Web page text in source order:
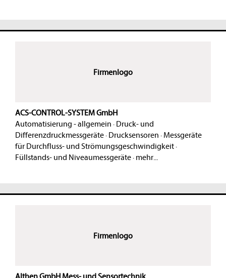
Firmenlogo
ACS-CONTROL-SYSTEM GmbH
Automatisierung - allgemein · Druck- und
Differenzdruckmessgeräte· Drucksensoren · Messgeräte
für Durchfluss- und Strömungsgeschwindigkeit·
Füllstands- und Niveaumessgeräte· mehr...
Firmenlogo